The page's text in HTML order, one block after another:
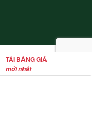
Phúc. Cung cấp bởi
TẢI BẢNG GIÁ
mới nhất